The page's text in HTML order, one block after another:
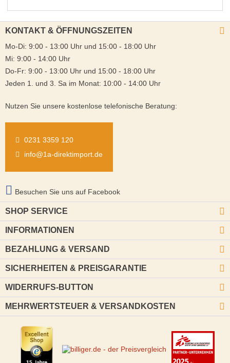
KONTAKT & ÖFFNUNGSZEITEN
Mo-Di: 9:00 - 13:00 Uhr und 15:00 - 18:00 Uhr
Mi: 9:00 - 14:00 Uhr
Do-Fr: 9:00 - 13:00 Uhr und 15:00 - 18:00 Uhr
Jeden 1. und 3. Sa im Monat: 10:00 - 14:00 Uhr
Nutzen Sie unsere kostenlose telefonische Beratung:
0231 3359 120
info@1a-direktimport.de
Besuchen Sie uns auf Facebook
SHOP SERVICE
INFORMATIONEN
BEZAHLUNG & VERSAND
SICHERHEITEN & PREISGARANTIE
WIDERRUFS-BUTTON
MEHRWERTSTEUER & VERSANDKOSTEN